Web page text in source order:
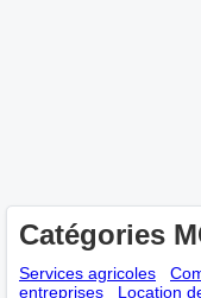
Catégories
Services agricoles
entreprises
Location